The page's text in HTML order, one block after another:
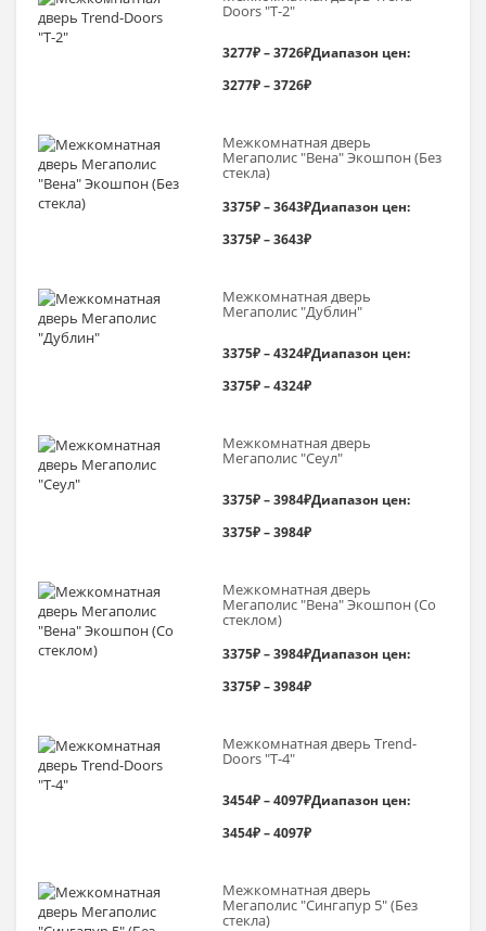
Doоrs "Т-2"
3277₽–3726₽Диапазон цен:
3277₽ – 3726₽
Межкомнатная дверь
Мегаполис "Вена" Экошпон (Без
стекла)
3375₽–3643₽Диапазон цен:
3375₽ – 3643₽
Межкомнатная дверь
Мегаполис "Дублин"
3375₽–4324₽Диапазон цен:
3375₽ – 4324₽
Межкомнатная дверь
Мегаполис "Сеул"
3375₽–3984₽Диапазон цен:
3375₽ – 3984₽
Межкомнатная дверь
Мегаполис "Вена" Экошпон (Со
стеклом)
3375₽–3984₽Диапазон цен:
3375₽ – 3984₽
Межкомнатная дверь Trend-
Doоrs "Т-4"
3454₽–4097₽Диапазон цен:
3454₽ – 4097₽
Межкомнатная дверь
Мегаполис "Сингапур 5" (Без
стекла)